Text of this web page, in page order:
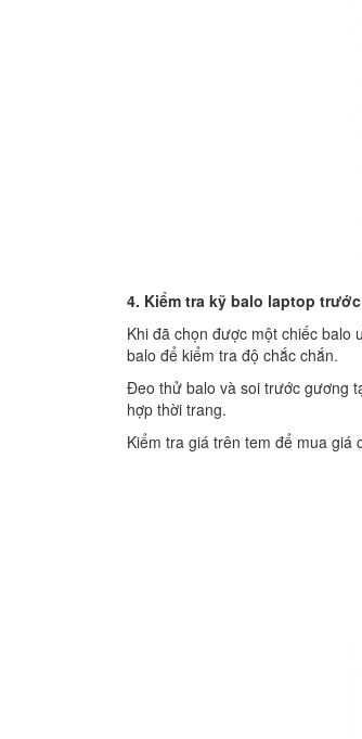
4. Kiểm tra kỹ balo laptop
Khi đã chọn được một chiếc balo
balo để kiểm tra độ chắc chắn.
Đeo thử balo và soi trước gương
hợp thời trang.
Kiểm tra giá trên tem để mua giá